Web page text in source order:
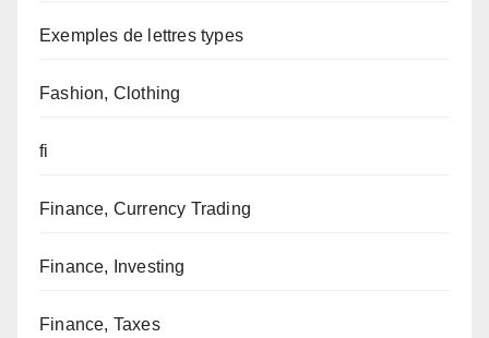
Exemples de lettres types
Fashion, Clothing
fi
Finance, Currency Trading
Finance, Investing
Finance, Taxes